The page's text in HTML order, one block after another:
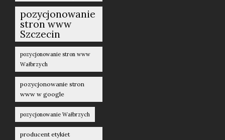
pozycjonowanie
stron www
Szczecin
pozycjonowanie stron www
Wałbrzych
pozycjonowanie stron
www w google
pozycjonowanie Wałbrzych
producent etykiet